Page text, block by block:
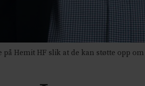
på Hemit HF slik at de kan støtte opp